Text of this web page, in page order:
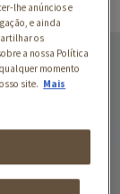
lhe anúncios e
e ainda
os
a nossa Política
momento
site. Mais